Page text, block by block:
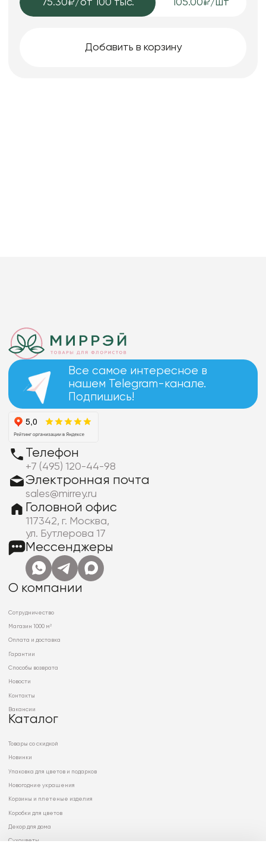
75.30₽/от 100 тыс. 105.00₽/шт
Добавить в корзину
Все самое интересное в
нашем Telegram-канале.
Подпишись!
Телефон
+7 (495) 120-44-98
Электронная почта
sales@mirrey.ru
Головной офис
117342, г. Москва,
ул. Бутлерова 17
Мессенджеры
О компании
Сотрудничество
Магазин 1000 м²
Оплата и доставка
Гарантии
Способы возврата
Новости
Контакты
Вакансии
Каталог
Товары со скидкой
Новинки
Упаковка для цветов и подарков
Новогодние украшения
Корзины и плетеные изделия
Коробки для цветов
Декор для дома
Сухоцветы